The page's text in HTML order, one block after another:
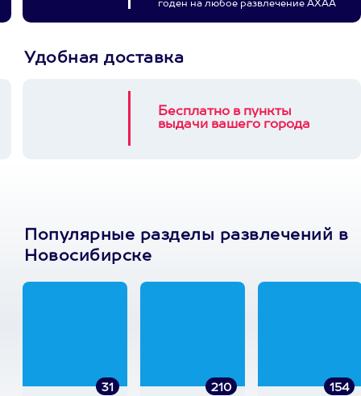
годен на любое развлечение АХАА
Удобная доставка
Бесплатно в пункты
выдачи вашего города
Популярные разделы развлечений в
Новосибирске
31
210
154